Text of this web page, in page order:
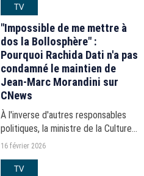
laquelle il lui prête des propos que...
TV
"Impossible de me mettre à
dos la Bollosphère" :
Pourquoi Rachida Dati n'a pas
condamné le maintien de
Jean-Marc Morandini sur
CNews
À l'inverse d'autres responsables
politiques, la ministre de la Culture
ne s'est pas prononcée contre la
l'antenne après sa condamnation
16 février 2026
TV